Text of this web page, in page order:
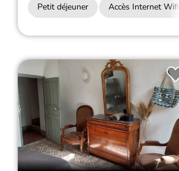
Petit déjeuner Accès Internet Wifi